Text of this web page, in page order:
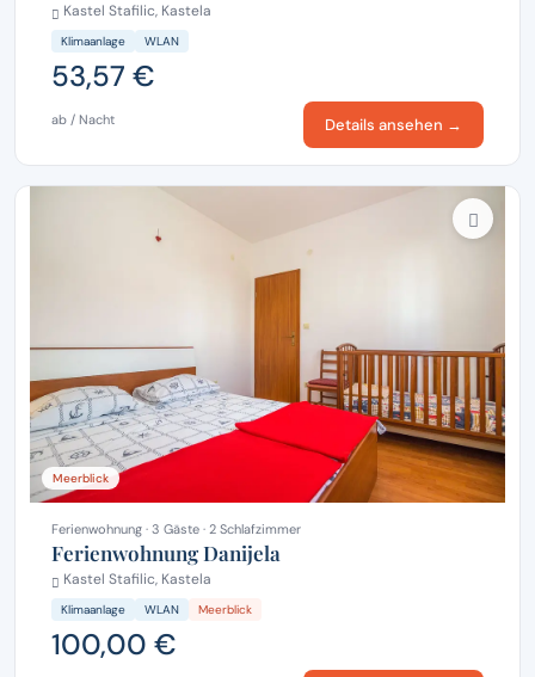
Kastel Stafilic, Kastela
Klimaanlage WLAN
53,57 €
ab / Nacht Details ansehen →
Meerblick
Ferienwohnung · 3 Gäste · 2 Schlafzimmer
Ferienwohnung Danijela
Kastel Stafilic, Kastela
Klimaanlage WLAN Meerblick
100,00 €